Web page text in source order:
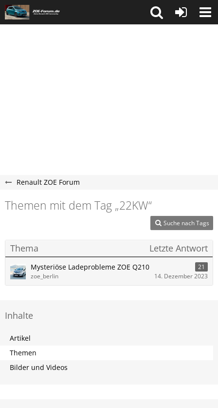
Renault ZOE Forum
Themen mit dem Tag „22KW“
Suche nach Tags
Thema Letzte Antwort
Mysteriöse Ladeprobleme ZOE Q210
21
zoe_berlin
14. Dezember 2023
Inhalte
Artikel
Themen
Bilder und Videos